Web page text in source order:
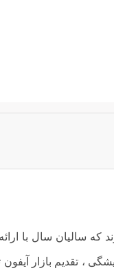
که سالیان سال با
، تقدیم بازار آیفون